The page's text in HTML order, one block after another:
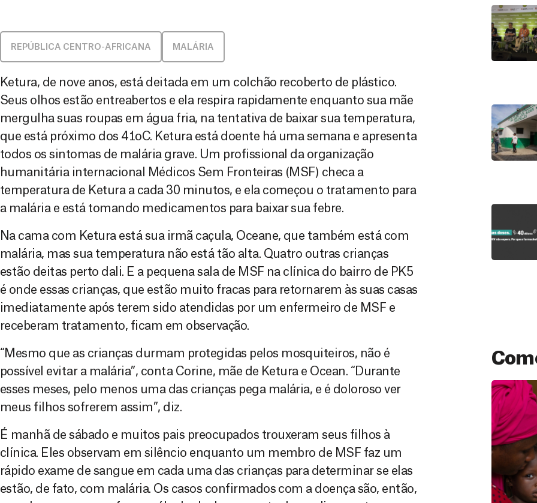
REPÚBLICA CENTRO-AFRICANA MALÁRIA
Ketura, de nove anos, está deitada em um colchão recoberto de plástico.
Seus olhos estão entreabertos e ela respira rapidamente enquanto sua mãe
mergulha suas roupas em água fria, na tentativa de baixar sua temperatura,
que está próximo dos 41oC. Ketura está doente há uma semana e apresenta
todos os sintomas de malária grave. Um profissional da organização
humanitária internacional Médicos Sem Fronteiras (MSF) checa a
temperatura de Ketura a cada 30 minutos, e ela começou o tratamento para
a malária e está tomando medicamentos para baixar sua febre.
Na cama com Ketura está sua irmã caçula, Oceane, que também está com
malária, mas sua temperatura não está tão alta. Quatro outras crianças
estão deitas perto dali. E a pequena sala de MSF na clínica do bairro de PK5
é onde essas crianças, que estão muito fracas para retornarem às suas casas
imediatamente após terem sido atendidas por um enfermeiro de MSF e
receberam tratamento, ficam em observação.
“Mesmo que as crianças durmam protegidas pelos mosquiteiros, não é
possível evitar a malária”, conta Corine, mãe de Ketura e Ocean. “Durante
esses meses, pelo menos uma das crianças pega malária, e é doloroso ver
meus filhos sofrerem assim”, diz.
É manhã de sábado e muitos pais preocupados trouxeram seus filhos à
clínica. Eles observam em silêncio enquanto um membro de MSF faz um
rápido exame de sangue em cada uma das crianças para determinar se elas
estão, de fato, com malária. Os casos confirmados com a doença são, então,
Doação